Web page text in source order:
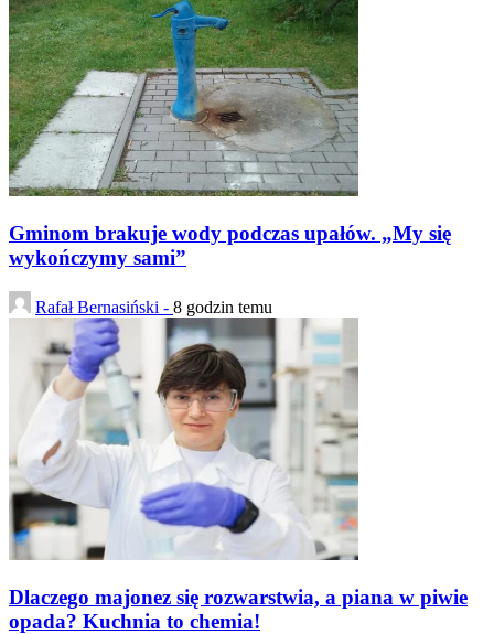
Gminom brakuje wody podczas upałów. „My się
wykończymy sami”
Rafał Bernasiński - 8 godzin temu
Dlaczego majonez się rozwarstwia, a piana w piwie
opada? Kuchnia to chemia!